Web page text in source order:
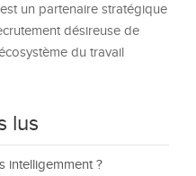
un partenaire stratégique
désireuse de
du travail
lus
intelligemment ?